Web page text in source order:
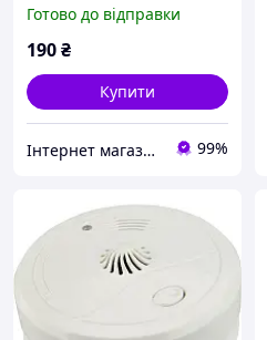
сигналізація 85дБ, 105408
Готово до відправки
190₴
Купити
Інтернет магазин "Горячий Стиль" 99%